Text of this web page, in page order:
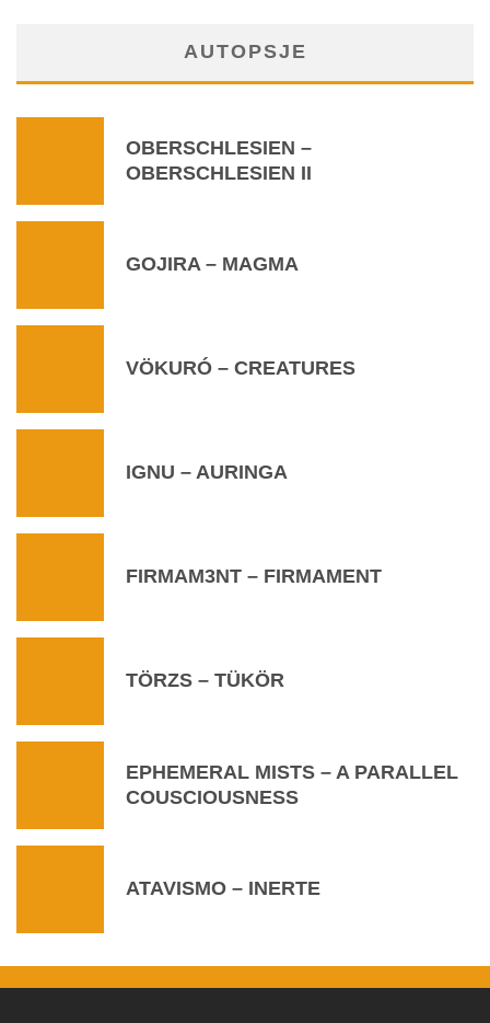
AUTOPSJE
OBERSCHLESIEN –
OBERSCHLESIEN II
GOJIRA – MAGMA
VÖKURÓ – CREATURES
IGNU – AURINGA
FIRMAM3NT – FIRMAMENT
TÖRZS – TÜKÖR
EPHEMERAL MISTS – A PARALLEL
COUSCIOUSNESS
ATAVISMO – INERTE